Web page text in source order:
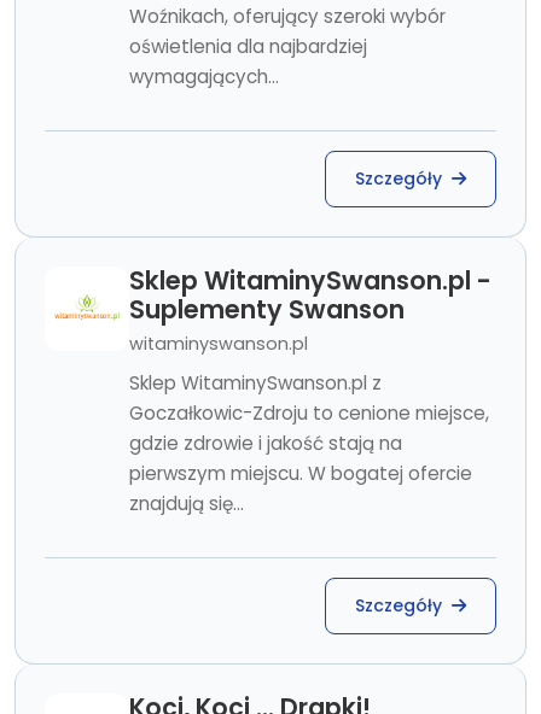
Woźnikach, oferujący szeroki wybór
oświetlenia dla najbardziej
wymagających...
Szczegóły
Sklep WitaminySwanson.pl -
Suplementy Swanson
witaminyswanson.pl
Sklep WitaminySwanson.pl z
Goczałkowic-Zdroju to cenione miejsce,
gdzie zdrowie i jakość stają na
pierwszym miejscu. W bogatej ofercie
znajdują się...
Szczegóły